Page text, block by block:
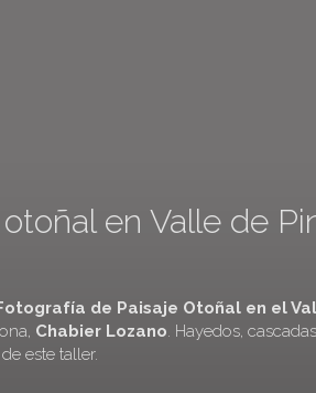
en Valle de
de Paisaje Otoñal en el
Chabier Lozano. Hayedos,
este taller.